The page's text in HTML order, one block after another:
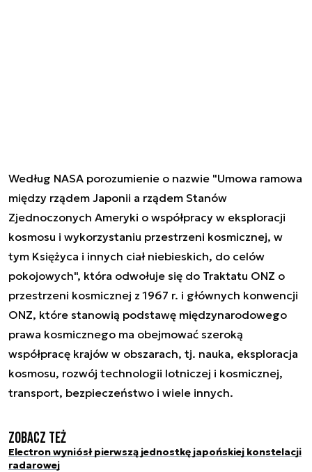
Według NASA porozumienie o nazwie "Umowa ramowa
między rządem Japonii a rządem Stanów
Zjednoczonych Ameryki o współpracy w eksploracji
kosmosu i wykorzystaniu przestrzeni kosmicznej, w
tym Księżyca i innych ciał niebieskich, do celów
pokojowych", która odwołuje się do Traktatu ONZ o
przestrzeni kosmicznej z 1967 r. i głównych konwencji
ONZ, które stanowią podstawę międzynarodowego
prawa kosmicznego ma obejmować szeroką
współpracę krajów w obszarach, tj. nauka, eksploracja
kosmosu, rozwój technologii lotniczej i kosmicznej,
transport, bezpieczeństwo i wiele innych.
Zobacz też
Electron wyniósł pierwszą jednostkę japońskiej konstelacji
radarowej